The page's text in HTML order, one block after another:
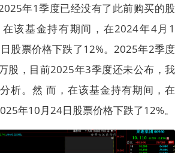
年1季度已经没有了此前购买的股
该基金持有期间，在2024年4月1
股票价格下跌了12%。2025年2季度
股，目前2025年3季度还未公布，我
析。然 而，在该基金持有期间，在
年10月24日股票价格下跌了12%。